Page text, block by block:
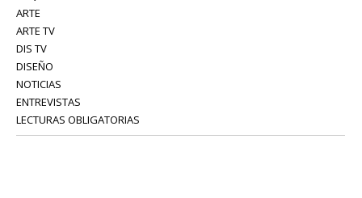
ARTE
ARTE TV
DIS TV
DISEÑO
NOTICIAS
ENTREVISTAS
LECTURAS OBLIGATORIAS